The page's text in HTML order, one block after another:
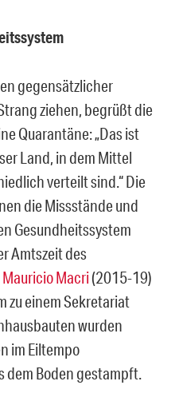
gegensätzlicher
ziehen, begrüßt die
Quarantäne: „Das ist
Land, in dem Mittel
verteilt sind.“ Die
die Missstände und
Gesundheitssystem
Amtszeit des
Mauricio Macri(2015-19)
zu einem Sekretariat
wurden
im Eiltempo
dem Boden gestampft.